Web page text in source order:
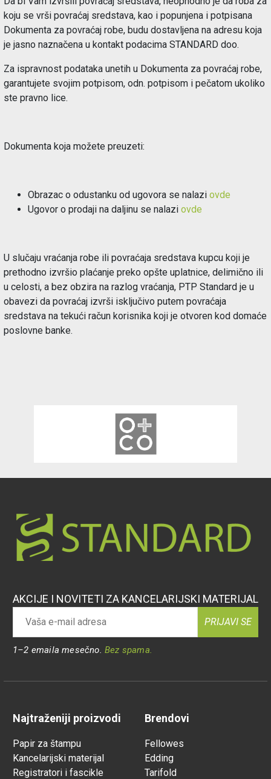
koju se vrši povraćaj sredstava, kao i popunjena i potpisana
Dokumenta za povraćaj robe, budu dostavljena na adresu koja
je jasno naznačena u kontakt podacima STANDARD doo.
Za ispravnost podataka unetih u Dokumenta za povraćaj robe,
garantujete svojim potpisom, odn. potpisom i pečatom ukoliko
ste pravno lice.
Dokumenta koja možete preuzeti:
Obrazac o odustanku od ugovora se nalazi ovde
Ugovor o prodaji na daljinu se nalazi ovde
U slučaju vraćanja robe ili povraćaja sredstava kupcu koji je
prethodno izvršio plaćanje preko opšte uplatnice, delimično ili
u celosti, a bez obzira na razlog vraćanja, PTP Standard je u
obavezi da povraćaj izvrši isključivo putem povraćaja
sredstava na tekući račun korisnika koji je otvoren kod domaće
poslovne banke.
AKCIJE I NOVITETI ZA KANCELARIJSKI MATERIJAL
PRIJAVI SE
1–2 emaila mesečno. Bez spama.
Najtraženiji proizvodi
Papir za štampu
Kancelarijski materijal
Registratori i fascikle
Brendovi
Fellowes
Edding
Tarifold